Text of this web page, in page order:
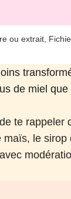
ou extrait,
de miel
te
maïs, le